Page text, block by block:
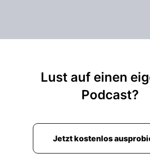
Lust auf einen
Podcast?
Jetzt kostenlos